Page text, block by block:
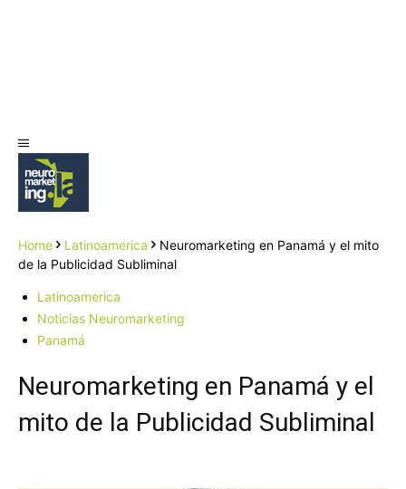
Home Latinoamerica
Neuromarketing en Panamá y el mito
de la Publicidad Subliminal
Latinoamerica
Noticias Neuromarketing
Panamá
Neuromarketing en Panamá y el
mito de la Publicidad Subliminal